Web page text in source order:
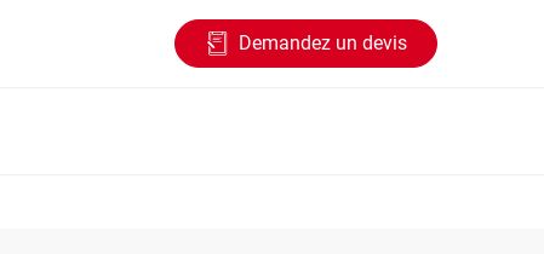
Demandez un devis